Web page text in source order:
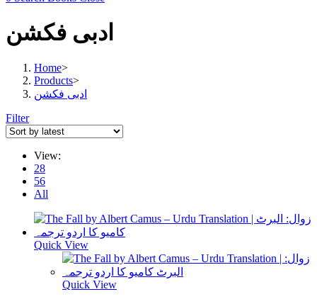
ادبی فکشن
Home>
Products>
ادبی فکشن
Filter
View:
28
56
All
Quick View
Quick View